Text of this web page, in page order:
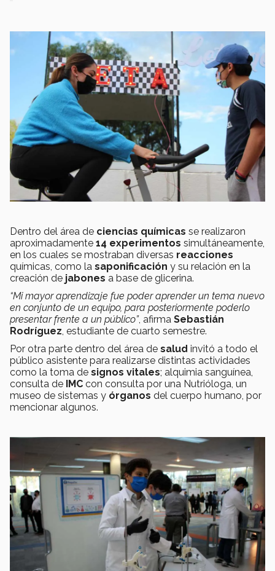
Dentro del área de ciencias químicas se realizaron
aproximadamente 14 experimentos simultáneamente,
en los cuales se mostraban diversas reacciones
químicas, como la saponificación y su relación en la
creación de jabones a base de glicerina.
“Mi mayor aprendizaje fue poder aprender un tema nuevo
en conjunto de un equipo, para posteriormente poderlo
presentar frente a un público”, afirma Sebastián
Rodríguez, estudiante de cuarto semestre.
Por otra parte dentro del área de salud invitó a todo el
público asistente para realizarse distintas actividades
como la toma de signos vitales; alquimia sanguínea,
consulta de IMC con consulta por una Nutrióloga, un
museo de sistemas y órganos del cuerpo humano, por
mencionar algunos.